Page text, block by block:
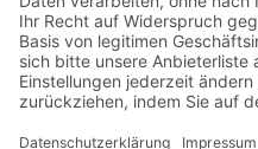
Exklusive
Neuheiten
Newsletter